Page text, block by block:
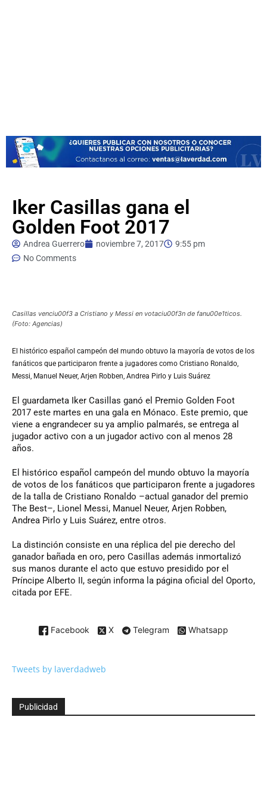
Iker Casillas gana el
Golden Foot 2017
Andrea Guerrero noviembre 7, 2017
9:55 pm
No Comments
Casillas venciu00f3 a Cristiano y Messi en votaciu00f3n de fanu00e1ticos.
(Foto: Agencias)
El histórico español campeón del mundo obtuvo la mayoría de votos de los
fanáticos que participaron frente a jugadores como Cristiano Ronaldo,
Messi, Manuel Neuer, Arjen Robben, Andrea Pirlo y Luis Suárez
El guardameta Iker Casillas ganó el Premio Golden Foot
2017 este martes en una gala en Mónaco. Este premio, que
viene a engrandecer su ya amplio palmarés, se entrega al
jugador activo con a un jugador activo con al menos 28
años.
El histórico español campeón del mundo obtuvo la mayoría
de votos de los fanáticos que participaron frente a jugadores
de la talla de Cristiano Ronaldo –actual ganador del premio
The Best–, Lionel Messi, Manuel Neuer, Arjen Robben,
Andrea Pirlo y Luis Suárez, entre otros.
La distinción consiste en una réplica del pie derecho del
ganador bañada en oro, pero Casillas además inmortalizó
sus manos durante el acto que estuvo presidido por el
Príncipe Alberto II, según informa la página oficial del Oporto,
citada por EFE.
Facebook X Telegram Whatsapp
Tweets by laverdadweb
Publicidad